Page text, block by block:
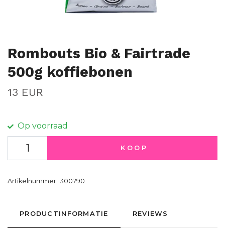
Rombouts Bio & Fairtrade
500g koffiebonen
13 EUR
Op voorraad
KOOP
Artikelnummer: 300790
PRODUCTINFORMATIE REVIEWS